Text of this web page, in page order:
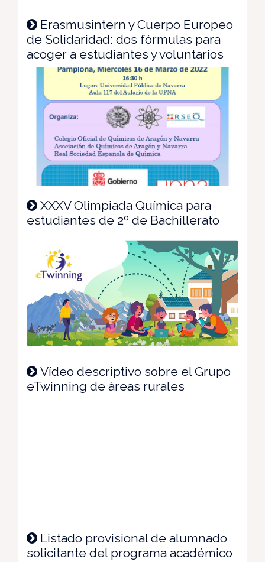
Erasmusintern y Cuerpo Europeo
de Solidaridad: dos fórmulas para
acoger a estudiantes y voluntarios
XXXV Olimpiada Química para
estudiantes de 2º de Bachillerato
Vídeo descriptivo sobre el Grupo
eTwinning de áreas rurales
Listado provisional de alumnado
solicitante del programa académico